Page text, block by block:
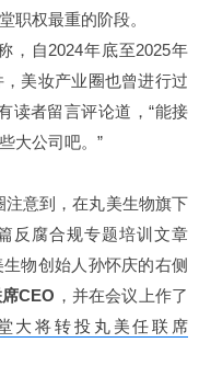
职权最重的阶段。
，自2024年底至2025年
美妆产业圈也曾进行过
读者留言评论道，“能接
大公司吧。”
注意到，在丸美生物旗下
反腐合规专题培训文章
物创始人孙怀庆的右侧
CEO ，并在会议上作了
大将转投丸美任联席